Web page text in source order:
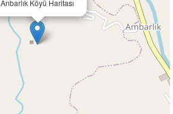
Anbarlık Köyü Haritası